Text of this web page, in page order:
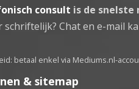
consult is de
schriftelijk? Chat en e-mail
betaal enkel via Mediums.nl-
& sitemap